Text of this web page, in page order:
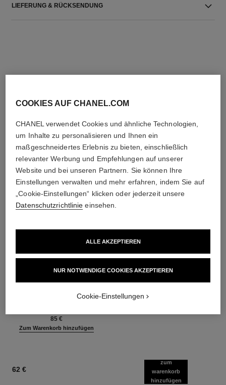
LIEFERUNG & RÜCKSENDUNG
DIE PERFEKTE KOMBINATION
einen Frischen Teint, Bronzing-
Gesicht, Hals und Dekolleté.
Xxl-tiegel
85 €
Zum Warenkorb hinzufügen
62 €
zum
warenkorb
hinzufügen
COOKIES AUF CHANEL.COM
CHANEL verwendet Cookies und ähnliche Technologien,
um Inhalte zu personalisieren und Ihnen ein
maßgeschneidertes Erlebnis zu bieten, einschließlich
relevanter Werbung und Empfehlungen auf unserer
Website und bei unseren Partnern. Sie können Ihre
Einstellungen verwalten und mehr erfahren, indem Sie auf
„Cookie-Einstellungen“ klicken oder jederzeit unsere
Datenschutzrichtlinie einsehen.
NUR NOTWENDIGE COOKIES AKZEPTIEREN
ALLE AKZEPTIEREN
Cookie-Einstellungen